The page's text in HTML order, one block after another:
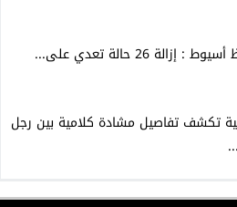
: إزالة 26 حالة تعدي على...
تكشف تفاصيل مشادة كلامية بين رجل